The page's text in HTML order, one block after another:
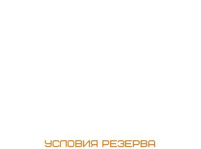
Условия резерва